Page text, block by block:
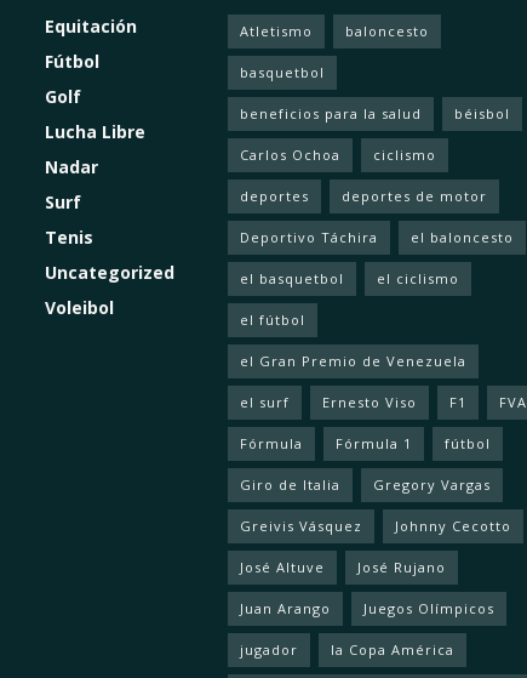
Equitación
Fútbol
Golf
Lucha Libre
Nadar
Surf
Tenis
Uncategorized
Voleibol
Atletismo baloncesto
basquetbol
beneficios para la salud béisbol
Carlos Ochoa ciclismo
deportes deportes de motor
Deportivo Táchira el baloncesto
el basquetbol el ciclismo
el fútbol
el Gran Premio de Venezuela
el surf Ernesto Viso F1 FVA
Fórmula Fórmula 1 fútbol
Giro de Italia Gregory Vargas
Greivis Vásquez Johnny Cecotto
José Altuve José Rujano
Juan Arango Juegos Olímpicos
jugador la Copa América